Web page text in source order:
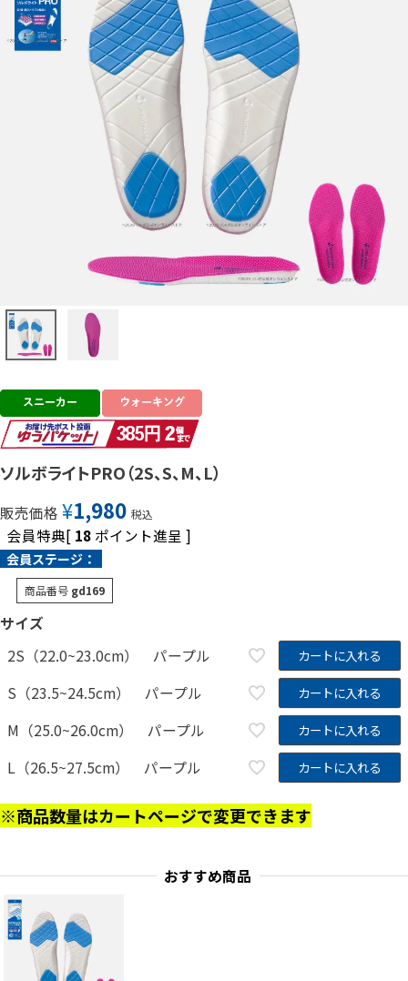
ソルボライトPRO（2S、S、M、L）
販売価格 ¥1,980 税込
会員特典[ 18 ポイント進呈 ]
会員ステージ：
商品番号 gd169
サイズ
2S（22.0~23.0cm） パープル
カートに入れる
S（23.5~24.5cm） パープル カートに入れる
M（25.0~26.0cm） パープル カートに入れる
L（26.5~27.5cm） パープル カートに入れる
※商品数量はカートページで変更できます
おすすめ商品